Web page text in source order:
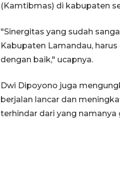
(Kamtibmas) di kabupaten
"Sinergitas yang sudah
Kabupaten Lamandau,
dengan baik," ucapnya.
Dwi Dipoyono juga
berjalan lancar dan
terhindar dari yang